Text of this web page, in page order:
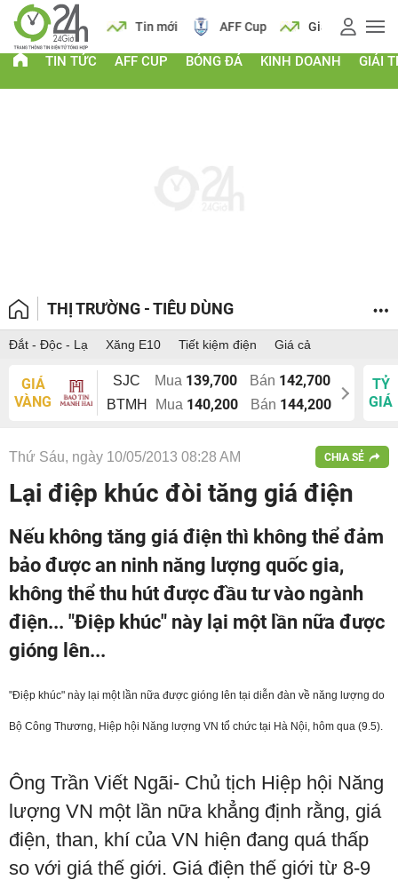
Lịch Tin mới AFF Cup Giá vàng
TIN TỨC AFF CUP BÓNG ĐÁ KINH DOANH GIẢI
THỊ TRƯỜNG - TIÊU DÙNG
Đắt - Độc - Lạ Xăng E10 Tiết kiệm điện Giá cả
GIÁ
VÀNG
SJC Mua 139,700 Bán 142,700
BTMH Mua 140,200 Bán 144,200
TỶ
GIÁ
Thứ Sáu, ngày 10/05/2013 08:28 AM CHIA SẺ
Lại điệp khúc đòi tăng giá điện
Nếu không tăng giá điện thì không thể đảm
bảo được an ninh năng lượng quốc gia,
không thể thu hút được đầu tư vào ngành
điện... "Điệp khúc" này lại một lần nữa được
gióng lên...
"Điệp khúc" này lại một lần nữa được gióng lên tại diễn đàn về năng lượng do
Bộ Công Thương, Hiệp hội Năng lượng VN tổ chức tại Hà Nội, hôm qua (9.5).
Ông Trần Viết Ngãi- Chủ tịch Hiệp hội Năng
lượng VN một lần nữa khẳng định rằng, giá
điện, than, khí của VN hiện đang quá thấp
so với giá thế giới. Giá điện thế giới từ 8-9